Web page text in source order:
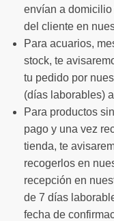
envían a
del cliente en
Para acuarios,
stock, te
tu pedido por
(días laborables)
Para productos
pago y una vez
tienda, te
recogerlos en
recepción en
de 7 días
fecha de